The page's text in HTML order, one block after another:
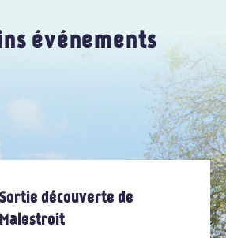
événements
Sortie découverte de
Malestroit